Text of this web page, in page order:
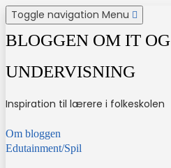
Skip
to
content
Toggle navigation Menu
BLOGGEN OM IT OG
UNDERVISNING
Inspiration til lærere i folkeskolen
Om bloggen
Edutainment/Spil